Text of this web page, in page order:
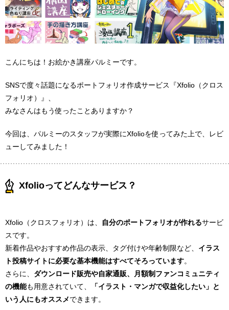
こんにちは！お絵かき講座パルミーです。
SNSで度々話題になるポートフォリオ作成サービス『Xfolio（クロス
フォリオ）』、
みなさんはもう使ったことありますか？
今回は、パルミーのスタッフが実際にXfolioを使ってみた上で、レビ
ューしてみました！
Xfolioってどんなサービス？
Xfolio（クロスフォリオ）は、 自分のポートフォリオが作れるサービ
スです。
新着作品やおすすめ作品の表示、タグ付けや年齢制限など、 イラス
ト投稿サイトに必要な基本機能はすべてそろっています。
さらに、 ダウンロード販売や自家通販、月額制ファンコミュニティ
の機能も用意されていて、
「イラスト・マンガで収益化したい」と
いう人にもオススメできます。